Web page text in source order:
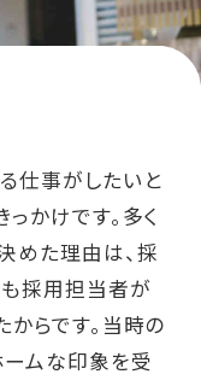
仕事がしたいと
かけです。多く
めた理由は、採
採用担当者が
らです。当時の
ームな印象を受